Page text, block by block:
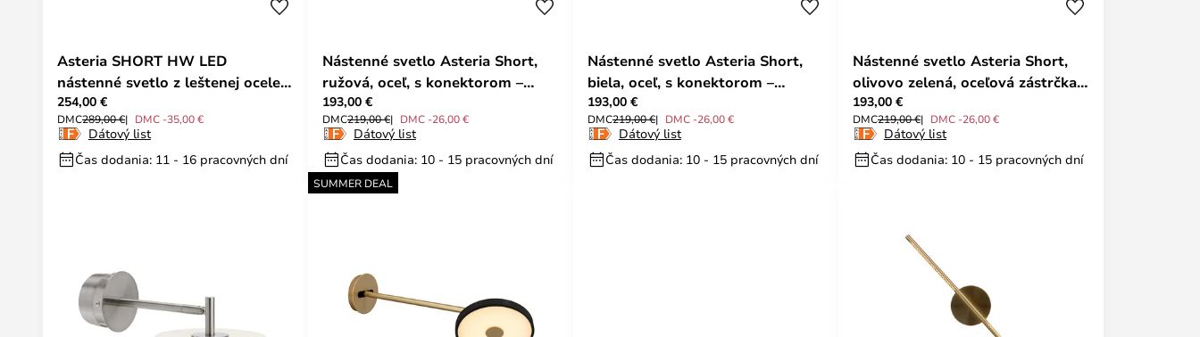
Asteria SHORT HW LED
nástenné svetlo z leštenej ocele
28 cm - UMAGE
254,00 €
DMC289,00 € DMC -35,00 €
Dátový list
Čas dodania: 11 - 16 pracovných dní
Nástenné svetlo Asteria Short,
ružová, oceľ, s konektorom –
UMAGE
193,00 €
DMC219,00 € DMC -26,00 €
Dátový list
Čas dodania: 10 - 15 pracovných dní
Nástenné svetlo Asteria Short,
biela, oceľ, s konektorom –
UMAGE
193,00 €
DMC219,00 € DMC -26,00 €
Dátový list
Čas dodania: 10 - 15 pracovných dní
Nástenné svetlo Asteria Short,
olivovo zelená, oceľová zástrčka –
UMAGE
193,00 €
DMC219,00 € DMC -26,00 €
Dátový list
Čas dodania: 10 - 15 pracovných dní
SUMMER DEAL